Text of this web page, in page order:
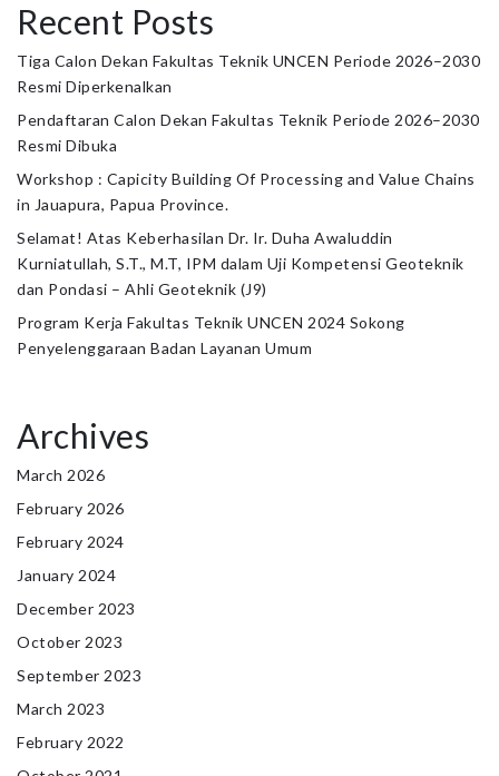
Recent Posts
Tiga Calon Dekan Fakultas Teknik UNCEN Periode 2026–2030
Resmi Diperkenalkan
Pendaftaran Calon Dekan Fakultas Teknik Periode 2026–2030
Resmi Dibuka
Workshop : Capicity Building Of Processing and Value Chains
in Jauapura, Papua Province.
Selamat! Atas Keberhasilan Dr. Ir. Duha Awaluddin
Kurniatullah, S.T., M.T, IPM dalam Uji Kompetensi Geoteknik
dan Pondasi – Ahli Geoteknik (J9)
Program Kerja Fakultas Teknik UNCEN 2024 Sokong
Penyelenggaraan Badan Layanan Umum
Archives
March 2026
February 2026
February 2024
January 2024
December 2023
October 2023
September 2023
March 2023
February 2022